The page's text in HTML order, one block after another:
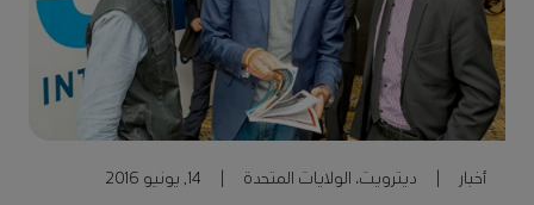
أخبار ديترويت، الولايات المتحدة 14, يونيو 2016